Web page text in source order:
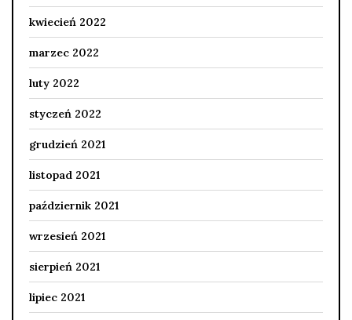
kwiecień 2022
marzec 2022
luty 2022
styczeń 2022
grudzień 2021
listopad 2021
październik 2021
wrzesień 2021
sierpień 2021
lipiec 2021